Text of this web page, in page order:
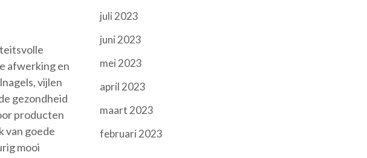
afwerking en
vijlen
gezondheid
producten
van goede
mooi
juli 2023
juni 2023
mei 2023
april 2023
maart 2023
februari 2023